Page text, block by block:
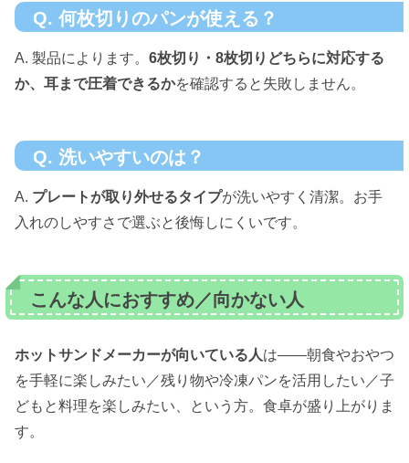
Q. 何枚切りのパンが使える？
A. 製品によります。 6枚切り・8枚切りどちらに対応する
か、耳まで圧着できるかを確認すると失敗しません。
Q. 洗いやすいのは？
A. プレートが取り外せるタイプが洗いやすく清潔。お手
入れのしやすさで選ぶと後悔しにくいです。
こんな人におすすめ／向かない人
ホットサンドメーカーが向いている人は——朝食やおやつ
を手軽に楽しみたい／残り物や冷凍パンを活用したい／子
どもと料理を楽しみたい、という方。食卓が盛り上がりま
す。